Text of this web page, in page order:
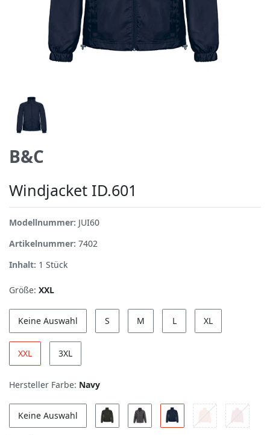
B&C
Windjacket ID.601
Modellnummer: JUI60
Artikelnummer: 7402
Inhalt: 1 Stück
Größe: XXL
Keine Auswahl S M L XL
XXL 3XL
Hersteller Farbe: Navy
Keine Auswahl